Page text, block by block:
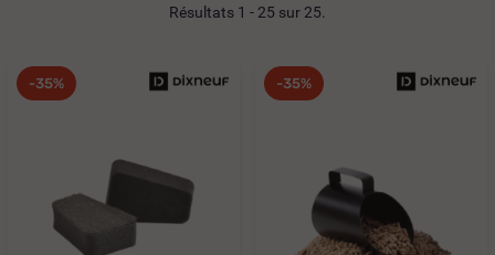
Résultats 1 - 25 sur 25.
-35% -35%